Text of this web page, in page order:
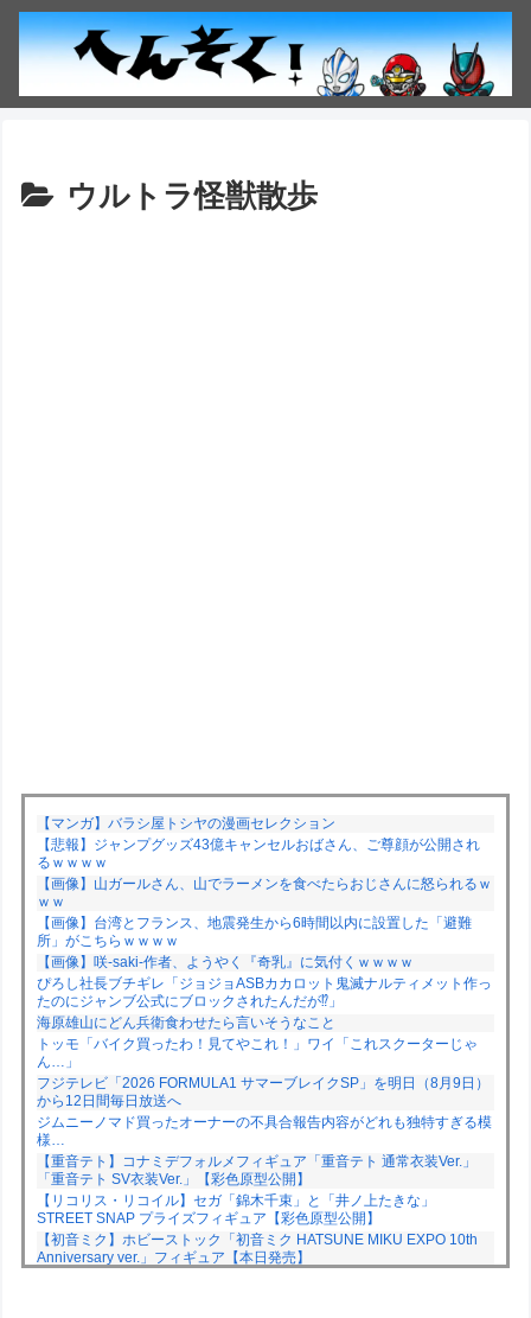
ウルトラ怪獣散歩
【マンガ】バラシ屋トシヤの漫画セレクション
【悲報】ジャンプグッズ43億キャンセルおばさん、ご尊顔が公開され
るｗｗｗｗ
【画像】山ガールさん、山でラーメンを食べたらおじさんに怒られるｗ
ｗｗ
【画像】台湾とフランス、地震発生から6時間以内に設置した「避難
所」がこちらｗｗｗｗ
【画像】咲-saki-作者、ようやく『奇乳』に気付くｗｗｗｗ
ぴろし社長ブチギレ「ジョジョASBカカロット鬼滅ナルティメット作っ
たのにジャンブ公式にブロックされたんだが⁉」
海原雄山にどん兵衛食わせたら言いそうなこと
トッモ「バイク買ったわ！見てやこれ！」ワイ「これスクーターじゃ
ん…」
フジテレビ「2026 FORMULA1 サマーブレイクSP」を明日（8月9日）
から12日間毎日放送へ
ジムニーノマド買ったオーナーの不具合報告内容がどれも独特すぎる模
様…
【重音テト】コナミデフォルメフィギュア「重音テト 通常衣装Ver.」
「重音テト SV衣装Ver.」【彩色原型公開】
【リコリス・リコイル】セガ「錦木千束」と「井ノ上たきな」
STREET SNAP プライズフィギュア【彩色原型公開】
【初音ミク】ホビーストック「初音ミク HATSUNE MIKU EXPO 10th
Anniversary ver.」フィギュア【本日発売】